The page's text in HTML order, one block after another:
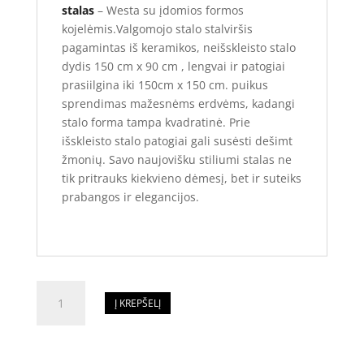
stalas– Westa su įdomios formos
kojelėmis.Valgomojo stalo stalviršis
pagamintas iš keramikos, neišskleisto stalo
dydis 150 cm x 90 cm , lengvai ir patogiai
prasiilgina iki 150cm x 150 cm. puikus
sprendimas mažesnėms erdvėms, kadangi
stalo forma tampa kvadratinė. Prie
išskleisto stalo patogiai gali susėsti dešimt
žmonių. Savo naujovišku stiliumi stalas ne
tik pritrauks kiekvieno dėmesį, bet ir suteiks
prabangos ir elegancijos.
kiekis:
Į KREPŠELĮ